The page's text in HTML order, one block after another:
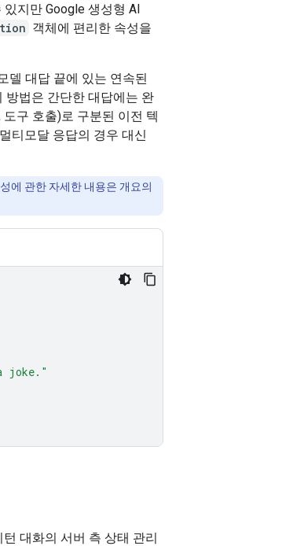
지만 Google 생성형 AI
객체에 편리한 속성을
델 대답 끝에 있는 연속된
방법은 간단한 대답에는 완
구 호출)로 구분된 이전 텍
티모달 응답의 경우 대신
에 관한 자세한 내용은 개요의
joke."
대화의 서버 측 상태 관리